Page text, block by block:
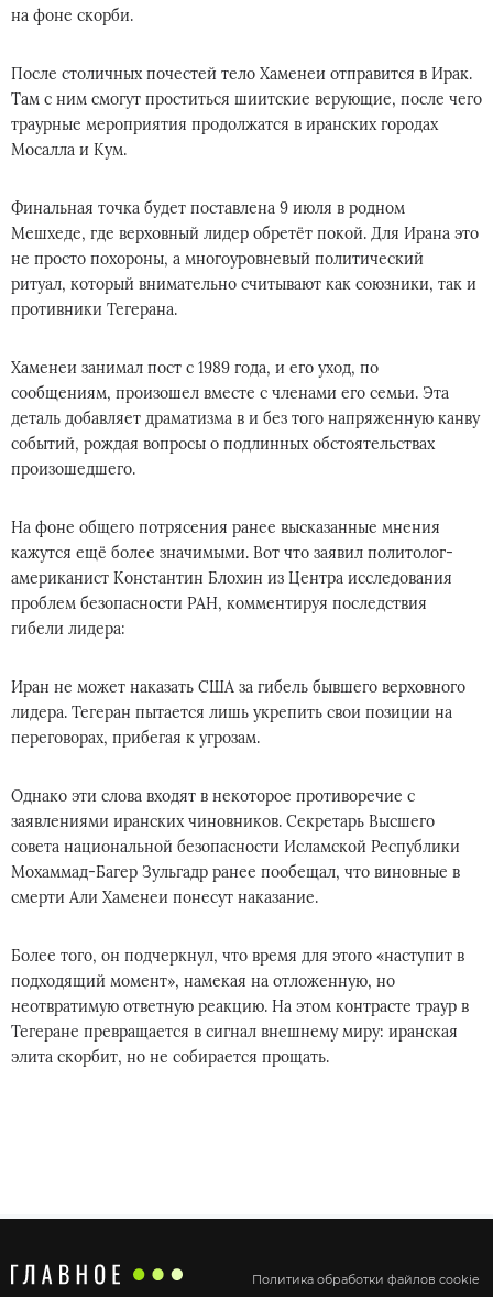
на фоне скорби.
После столичных почестей тело Хаменеи отправится в Ирак.
Там с ним смогут проститься шиитские верующие, после чего
траурные мероприятия продолжатся в иранских городах
Мосалла и Кум.
Финальная точка будет поставлена 9 июля в родном
Мешхеде, где верховный лидер обретёт покой. Для Ирана это
не просто похороны, а многоуровневый политический
ритуал, который внимательно считывают как союзники, так и
противники Тегерана.
Хаменеи занимал пост с 1989 года, и его уход, по
сообщениям, произошел вместе с членами его семьи. Эта
деталь добавляет драматизма в и без того напряженную канву
событий, рождая вопросы о подлинных обстоятельствах
произошедшего.
На фоне общего потрясения ранее высказанные мнения
кажутся ещё более значимыми. Вот что заявил политолог-
американист Константин Блохин из Центра исследования
проблем безопасности РАН, комментируя последствия
гибели лидера:
Иран не может наказать США за гибель бывшего верховного
лидера. Тегеран пытается лишь укрепить свои позиции на
переговорах, прибегая к угрозам.
Однако эти слова входят в некоторое противоречие с
заявлениями иранских чиновников. Секретарь Высшего
совета национальной безопасности Исламской Республики
Мохаммад-Багер Зульгадр ранее пообещал, что виновные в
смерти Али Хаменеи понесут наказание.
Более того, он подчеркнул, что время для этого «наступит в
подходящий момент», намекая на отложенную, но
неотвратимую ответную реакцию. На этом контрасте траур в
Тегеране превращается в сигнал внешнему миру: иранская
элита скорбит, но не собирается прощать.
Политика обработки файлов cookie